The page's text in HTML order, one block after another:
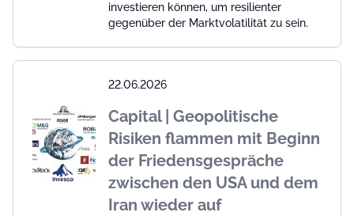
investieren können, um resilienter
gegenüber der Marktvolatilität zu sein.
22.06.2026
Capital | Geopolitische
Risiken flammen mit Beginn
der Friedensgespräche
zwischen den USA und dem
Iran wieder auf